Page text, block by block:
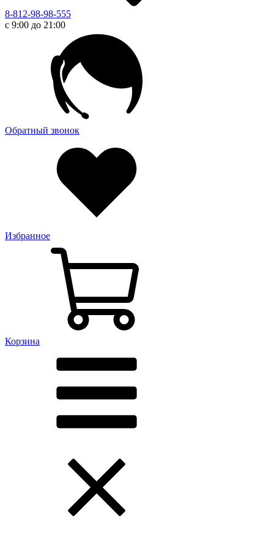
8-812-98-98-555
с 9:00 до 21:00
Обратный звонок
Избранное
Корзина